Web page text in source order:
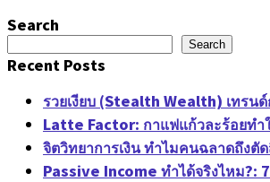
Search
Search
Recent Posts
รวยเงียบ (Stealth Wealth) เทรน
Latte Factor: กาแฟแก้วละร้อยทำ
จิตวิทยาการเงิน ทำไมคนฉลาดถึงตัด
Passive Income ทำได้จริงไหม?: